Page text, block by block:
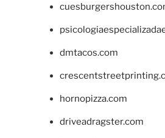
dmtacos.com
hornopizza.com
driveadragster.com